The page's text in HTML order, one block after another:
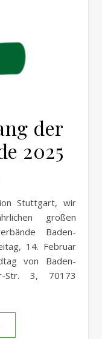
der
2025
großen
Baden-
14. Februar
von Baden-
Str. 3, 70173